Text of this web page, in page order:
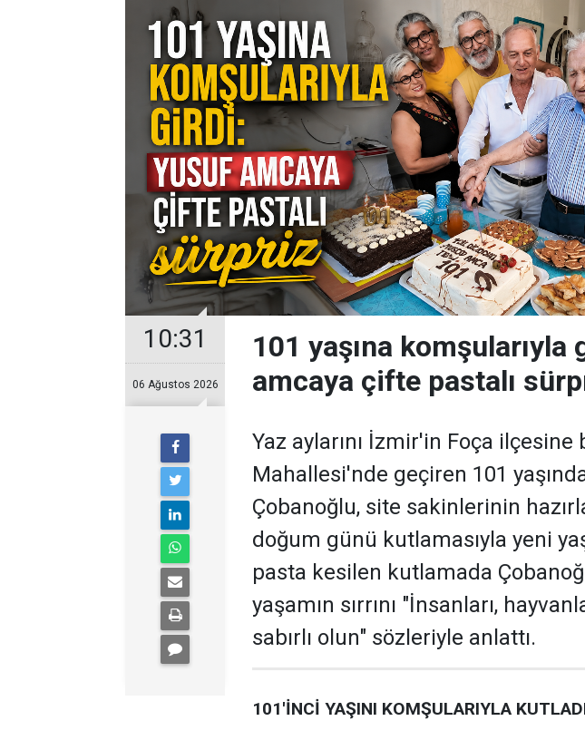
10:31
06 Ağustos 2026
101 yaşına
amcaya çifte pastalı
Yaz aylarını İzmir'in Foça ilçesine
Mahallesi'nde geçiren 101
Çobanoğlu, site sakinlerinin
doğum günü kutlamasıyla yeni
pasta kesilen kutlamada
yaşamın sırrını "İnsanları,
sabırlı olun" sözleriyle anlattı.
101'İNCİ YAŞINI KOMŞULARIYLA